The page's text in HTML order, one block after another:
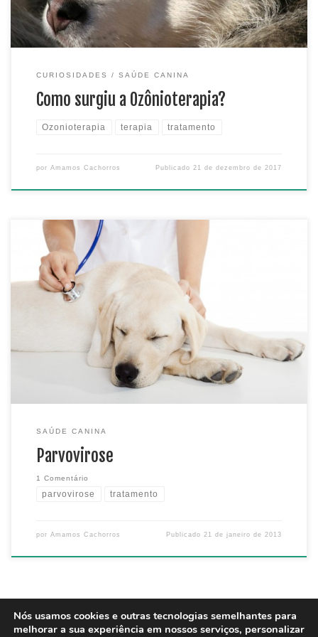
CURIOSIDADES SAÚDE CANINA
Como surgiu a Ozônioterapia?
Ozonioterapia terapia tratamento
por Amamos Cachorros Publicado21 de dezembro de 2017
Parvovirose, a temida doença que nenhum dono de cachorro
deseja ouvir como diagnostico de algum veterinário. É uma das
doenças mais conhecidas e também a mais contagiosa entre
os cães. É uma virose que pode ser chamada de Enterite
Canina Parvoviral. Normalmente essa virose ataca cães mais
jovens e filhotes, […]
SAÚDE CANINA
Parvovirose
1 Comentário
parvovirose tratamento
por Amamos Cachorros Publicado21 de janeiro de 2013
Nós usamos cookies e outras tecnologias semelhantes para
melhorar a sua experiência em nossos serviços, personalizar